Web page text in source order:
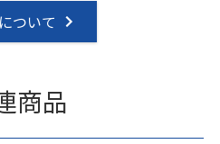
ついて
商品